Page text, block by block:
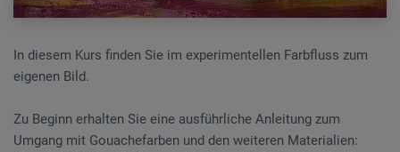
In diesem Kurs finden Sie im experimentellen Farbfluss zum
eigenen Bild.
Zu Beginn erhalten Sie eine ausführliche Anleitung zum
Umgang mit Gouachefarben und den weiteren Materialien: